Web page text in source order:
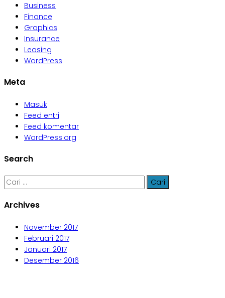
Business
Finance
Graphics
Insurance
Leasing
WordPress
Meta
Masuk
Feed entri
Feed komentar
WordPress.org
Search
Cari
untuk:
Archives
November 2017
Februari 2017
Januari 2017
Desember 2016